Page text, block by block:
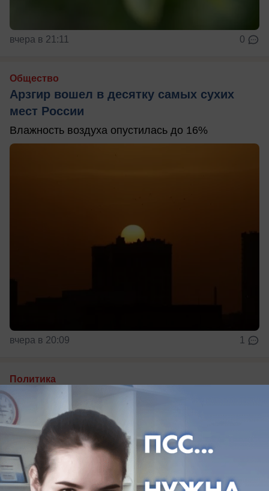
вчера в 21:11 0
Общество
Арзгир вошел в десятку самых сухих
мест России
Влажность воздуха опустилась до 16%
вчера в 20:09 1
Политика
Jaguar, 11 счетов и программист с двумя
миллионами: с чем идут в Госдуму
ставропольские «яблочники»
Имущество участников списка оказалось очень
разным